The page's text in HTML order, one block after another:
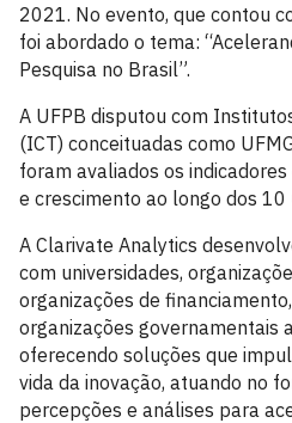
2021. No evento, que contou
foi abordado o tema:
Pesquisa no Brasil”.
A UFPB disputou com
(ICT) conceituadas como
foram avaliados os
e crescimento ao longo dos 10
A Clarivate Analytics
com universidades,
organizações de
organizações governamentais
oferecendo soluções que
vida da inovação, atuando no
percepções e análises para